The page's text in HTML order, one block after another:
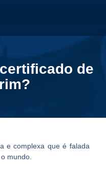
de
e complexa que é falada
mundo.